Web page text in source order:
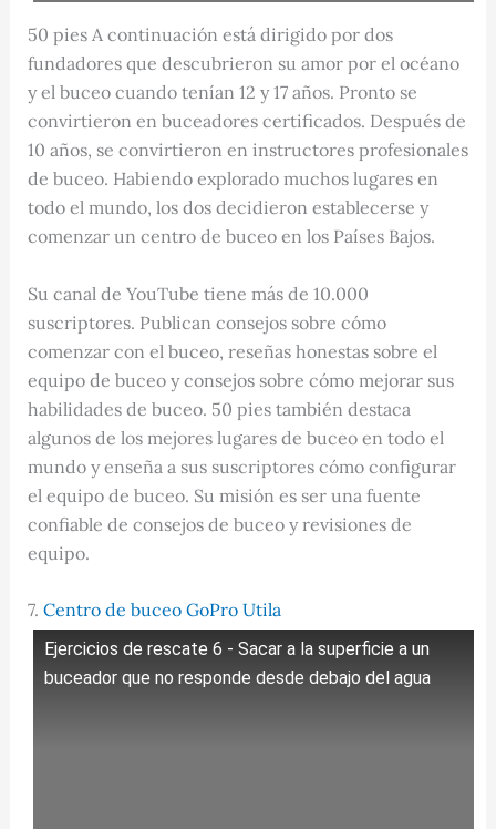
50 pies A continuación está dirigido por dos
fundadores que descubrieron su amor por el océano
y el buceo cuando tenían 12 y 17 años. Pronto se
convirtieron en buceadores certificados. Después de
10 años, se convirtieron en instructores profesionales
de buceo. Habiendo explorado muchos lugares en
todo el mundo, los dos decidieron establecerse y
comenzar un centro de buceo en los Países Bajos.
Su canal de YouTube tiene más de 10.000
suscriptores. Publican consejos sobre cómo
comenzar con el buceo, reseñas honestas sobre el
equipo de buceo y consejos sobre cómo mejorar sus
habilidades de buceo. 50 pies también destaca
algunos de los mejores lugares de buceo en todo el
mundo y enseña a sus suscriptores cómo configurar
el equipo de buceo. Su misión es ser una fuente
confiable de consejos de buceo y revisiones de
equipo.
7. Centro de buceo GoPro Utila
Ejercicios de rescate 6 - Sacar a la superficie a un
buceador que no responde desde debajo del agua